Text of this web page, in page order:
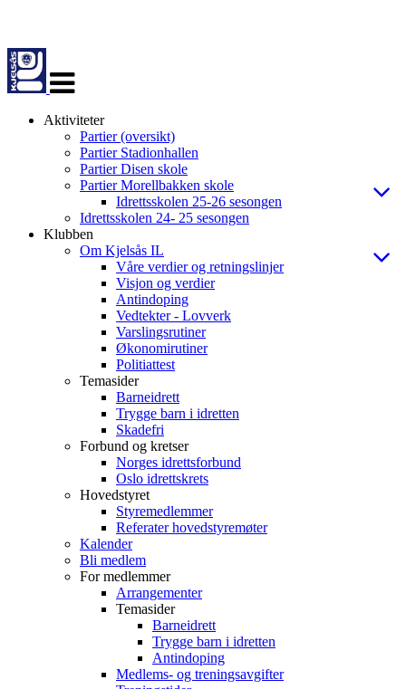
navigasjon
Aktiviteter
Partier (oversikt)
Partier Stadionhallen
Partier Disen skole
Partier Morellbakken skole
Idrettsskolen 25-26 sesongen
Idrettsskolen 24- 25 sesongen
Klubben
Om Kjelsås IL
Våre verdier og retningslinjer
Visjon og verdier
Antindoping
Vedtekter - Lovverk
Varslingsrutiner
Økonomirutiner
Politiattest
Temasider
Barneidrett
Trygge barn i idretten
Skadefri
Forbund og kretser
Norges idrettsforbund
Oslo idrettskrets
Hovedstyret
Styremedlemmer
Referater hovedstyremøter
Kalender
Bli medlem
For medlemmer
Arrangementer
Temasider
Barneidrett
Trygge barn i idretten
Antindoping
Medlems- og treningsavgifter